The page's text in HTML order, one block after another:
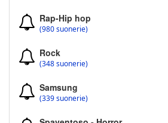
Rap-Hip hop
(980 suonerie)
Rock
(348 suonerie)
Samsung
(339 suonerie)